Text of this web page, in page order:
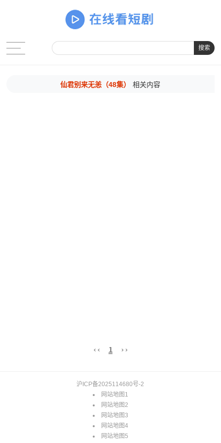
搜索
仙君别来无恙（48集） 相关内容
‹‹ 1 ››
沪ICP备2025114680号-2
网站地图1
网站地图2
网站地图3
网站地图4
网站地图5